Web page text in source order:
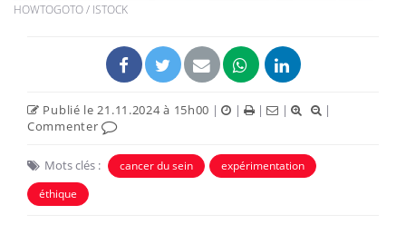
HOWTOGOTO / ISTOCK
Publié le 21.11.2024 à 15h00 | | | |
|
Commenter
Mots clés : cancer du sein
expérimentation
éthique